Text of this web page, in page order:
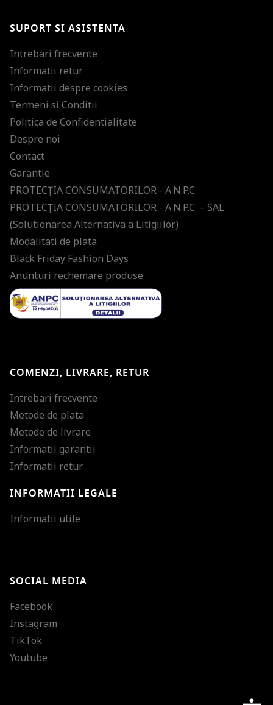
SUPORT SI ASISTENTA
Intrebari frecvente
Informatii retur
Informatii despre cookies
Termeni si Conditii
Politica de Confidentialitate
Despre noi
Contact
Garantie
PROTECŢIA CONSUMATORILOR - A.N.P.C.
PROTECŢIA CONSUMATORILOR - A.N.P.C. – SAL
(Solutionarea Alternativa a Litigiilor)
Modalitati de plata
Black Friday Fashion Days
Anunturi rechemare produse
COMENZI, LIVRARE, RETUR
Intrebari frecvente
Metode de plata
Metode de livrare
Informatii garantii
Informatii retur
INFORMATII LEGALE
Informatii utile
SOCIAL MEDIA
Facebook
Instagram
TikTok
Youtube